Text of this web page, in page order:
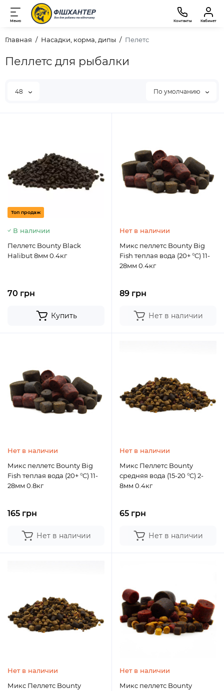
Меню Контакты Кабинет
Главная Насадки, корма, дипы Пелетс
Пеллетс для рыбалки
48 По умолчанию
Топ продаж
В наличии
Пеллетс Bounty Black
Halibut 8мм 0.4кг
70 грн
Купить
Нет в наличии
Микс пеллетс Bounty Big
Fish теплая вода (20+ °C) 11-
28мм 0.4кг
89 грн
Нет в наличии
Нет в наличии
Микс пеллетс Bounty Big
Fish теплая вода (20+ °C) 11-
28мм 0.8кг
165 грн
Нет в наличии
Нет в наличии
Микс Пеллетс Bounty
средняя вода (15-20 °C) 2-
8мм 0.4кг
65 грн
Нет в наличии
Нет в наличии
Микс Пеллетс Bounty
Нет в наличии
Микс пеллетс Bounty